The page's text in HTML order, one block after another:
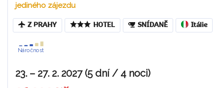
jediného zájezdu
Z PRAHY HOTEL SNÍDANĚ Itálie
Náročnost
23. – 27. 2. 2027 (5 dní / 4 noci)